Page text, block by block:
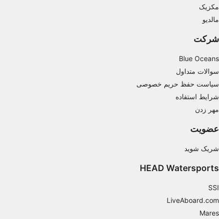
مکزیک
مالدیو
شرکت
Blue Oceans
سوالات متداول
سیاست حفظ حریم خصوصی
شرایط استفاده
مهر زدن
عضویت
شریک شوید
HEAD Watersports
SSI
LiveAboard.com
Mares